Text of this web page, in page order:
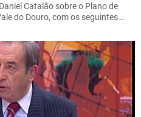
Catalão sobre o Plano de
do Douro, com os seguintes…